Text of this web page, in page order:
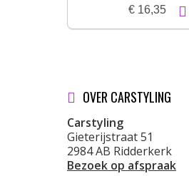
€ 16,35
OVER CARSTYLING
Carstyling
Gieterijstraat 51
2984 AB Ridderkerk
Bezoek op afspraak